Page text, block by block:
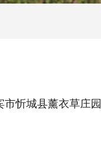
城县薰衣草庄园